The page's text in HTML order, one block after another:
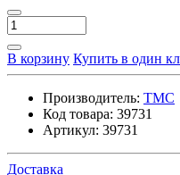
В корзину Купить в один
Производитель: TMC
Код товара: 39731
Артикул: 39731
Доставка